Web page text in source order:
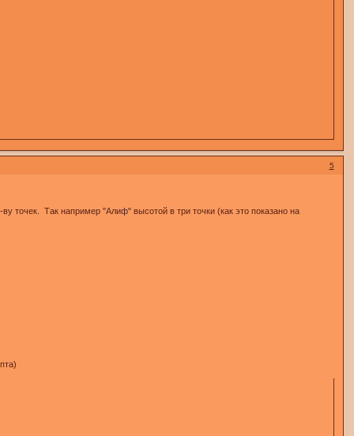
5
точек. Так например "Алиф" высотой в три точки (как это показано на